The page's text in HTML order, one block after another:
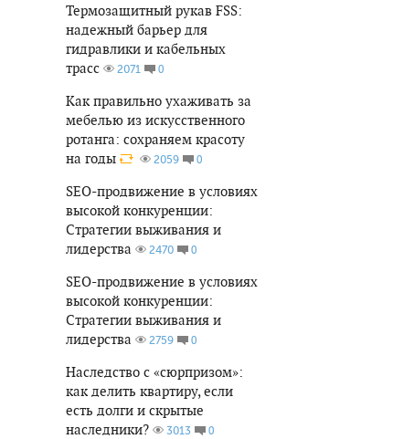
Термозащитный рукав FSS:
надежный барьер для
гидравлики и кабельных
трасс
2071 0
Как правильно ухаживать за
мебелью из искусственного
ротанга: сохраняем красоту
на годы
2059 0
SEO-продвижение в условиях
высокой конкуренции:
Стратегии выживания и
лидерства
2470 0
SEO-продвижение в условиях
высокой конкуренции:
Стратегии выживания и
лидерства
2759 0
Наследство с «сюрпризом»:
как делить квартиру, если
есть долги и скрытые
наследники?
3013 0